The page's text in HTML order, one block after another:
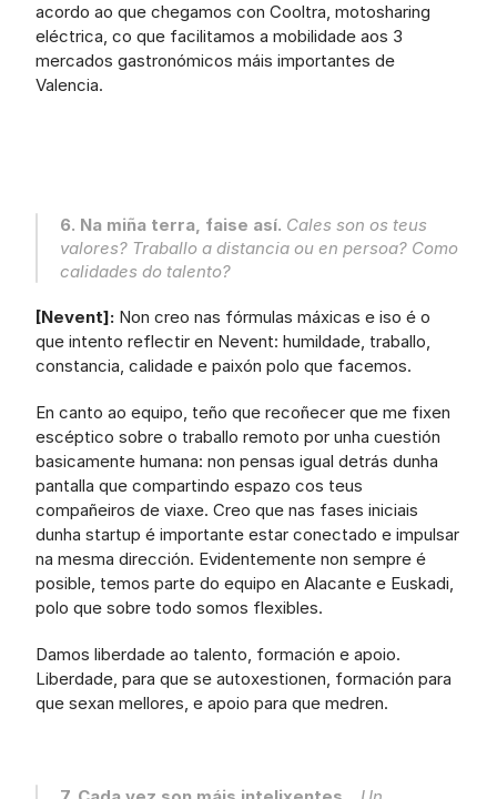
acordo ao que chegamos con Cooltra, motosharing
eléctrica, co que facilitamos a mobilidade aos 3
mercados gastronómicos máis importantes de
Valencia.
6. Na miña terra, faise así. Cales son os teus
valores? Traballo a distancia ou en persoa? Como
calidades do talento?
[Nevent]: Non creo nas fórmulas máxicas e iso é o
que intento reflectir en Nevent: humildade, traballo,
constancia, calidade e paixón polo que facemos.
En canto ao equipo, teño que recoñecer que me fixen
escéptico sobre o traballo remoto por unha cuestión
basicamente humana: non pensas igual detrás dunha
pantalla que compartindo espazo cos teus
compañeiros de viaxe. Creo que nas fases iniciais
dunha startup é importante estar conectado e impulsar
na mesma dirección. Evidentemente non sempre é
posible, temos parte do equipo en Alacante e Euskadi,
polo que sobre todo somos flexibles.
Damos liberdade ao talento, formación e apoio.
Liberdade, para que se autoxestionen, formación para
que sexan mellores, e apoio para que medren.